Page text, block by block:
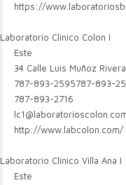
https://
Laboratorio Clinico Colon I
Este
34 Calle Luis Muñoz
787-893-2595787-893-
787-893-2716
http://www.labcolon.com/
Laboratorio Clinico Villa Ana I
Este